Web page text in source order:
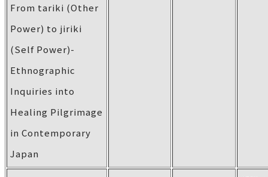
From tariki (Other
Power) to jiriki
(Self Power)-
Ethnographic
Inquiries into
Healing Pilgrimage
in Contemporary
Japan